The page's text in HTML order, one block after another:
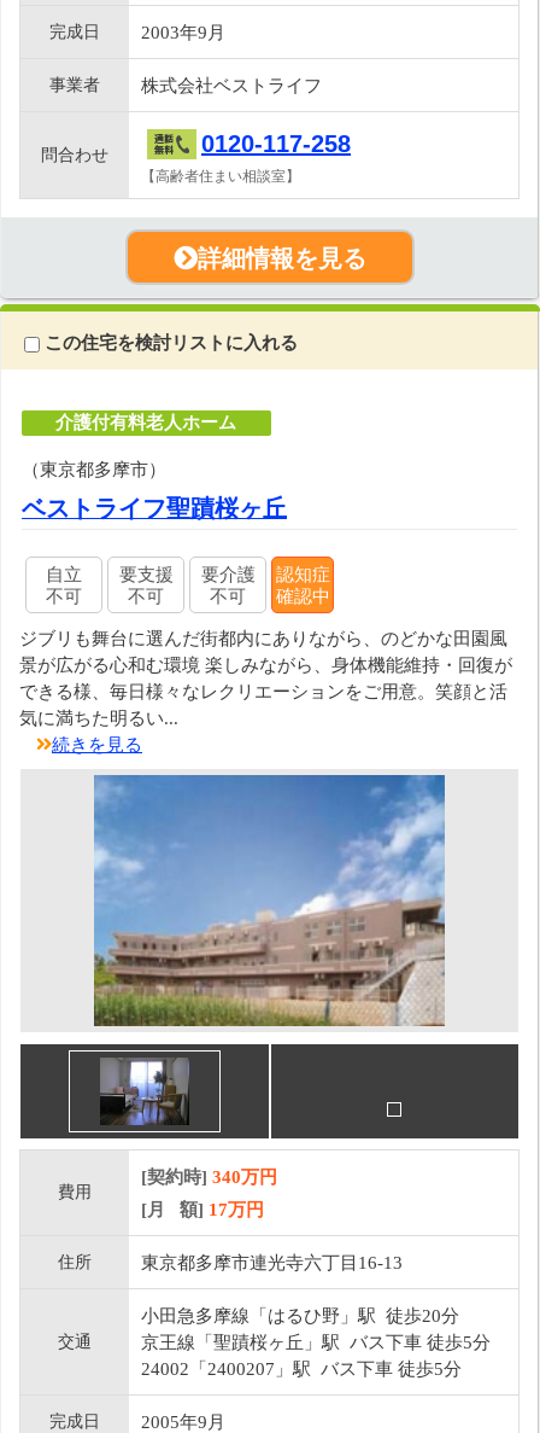
完成日 2003年9月
事業者 株式会社ベストライフ
問合わせ 0120-117-258
【高齢者住まい相談室】
詳細情報を見る
この住宅を検討リストに入れる
介護付有料老人ホーム
（東京都多摩市）
ベストライフ聖蹟桜ヶ丘
自立
不可
要支援
不可
要介護
不可
認知症
確認中
ジブリも舞台に選んだ街都内にありながら、のどかな田園風
景が広がる心和む環境 楽しみながら、身体機能維持・回復が
できる様、毎日様々なレクリエーションをご用意。笑顔と活
気に満ちた明るい...
続きを見る
費用
[契約時] 340万円
[月 額] 17万円
住所 東京都多摩市連光寺六丁目16-13
交通
小田急多摩線「はるひ野」駅 徒歩20分
京王線「聖蹟桜ヶ丘」駅 バス下車 徒歩5分
24002「2400207」駅 バス下車 徒歩5分
完成日 2005年9月